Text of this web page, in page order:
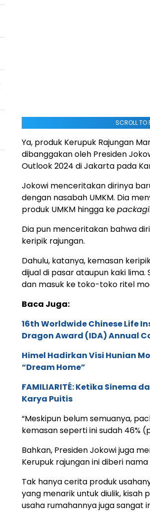
SCROLL TO
Ya, produk Kerupuk Rajungan
dibanggakan oleh Presiden
Outlook 2024 di Jakarta pada
Jokowi menceritakan dirinya
dengan nasabah UMKM. Dia
produk UMKM hingga ke
Dia pun menceritakan bahwa
keripik rajungan.
Dahulu, katanya, kemasan
dijual di pasar ataupun kaki
dan masuk ke toko-toko ritel
Baca Juga:
16th Worldwide Chinese Life
Dragon Award (IDA) Annual
Himel Hadirkan Visi Hunian
“Dream Home”
FAMILIARITÉ: Ketika Sinema
Karya Puitis
“Meskipun belum semuanya,
kemasan seperti ini sudah 46%
Bahkan, Presiden Jokowi juga
Kerupuk rajungan ini diberi nama
Tak hanya cerita produk
yang menarik untuk diulik, kisah
usaha rumahannya juga sangat